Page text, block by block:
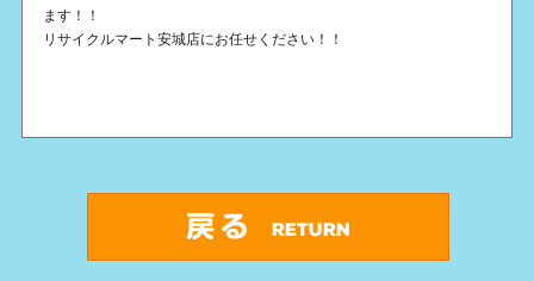
ます！！
リサイクルマート安城店にお任せください！！